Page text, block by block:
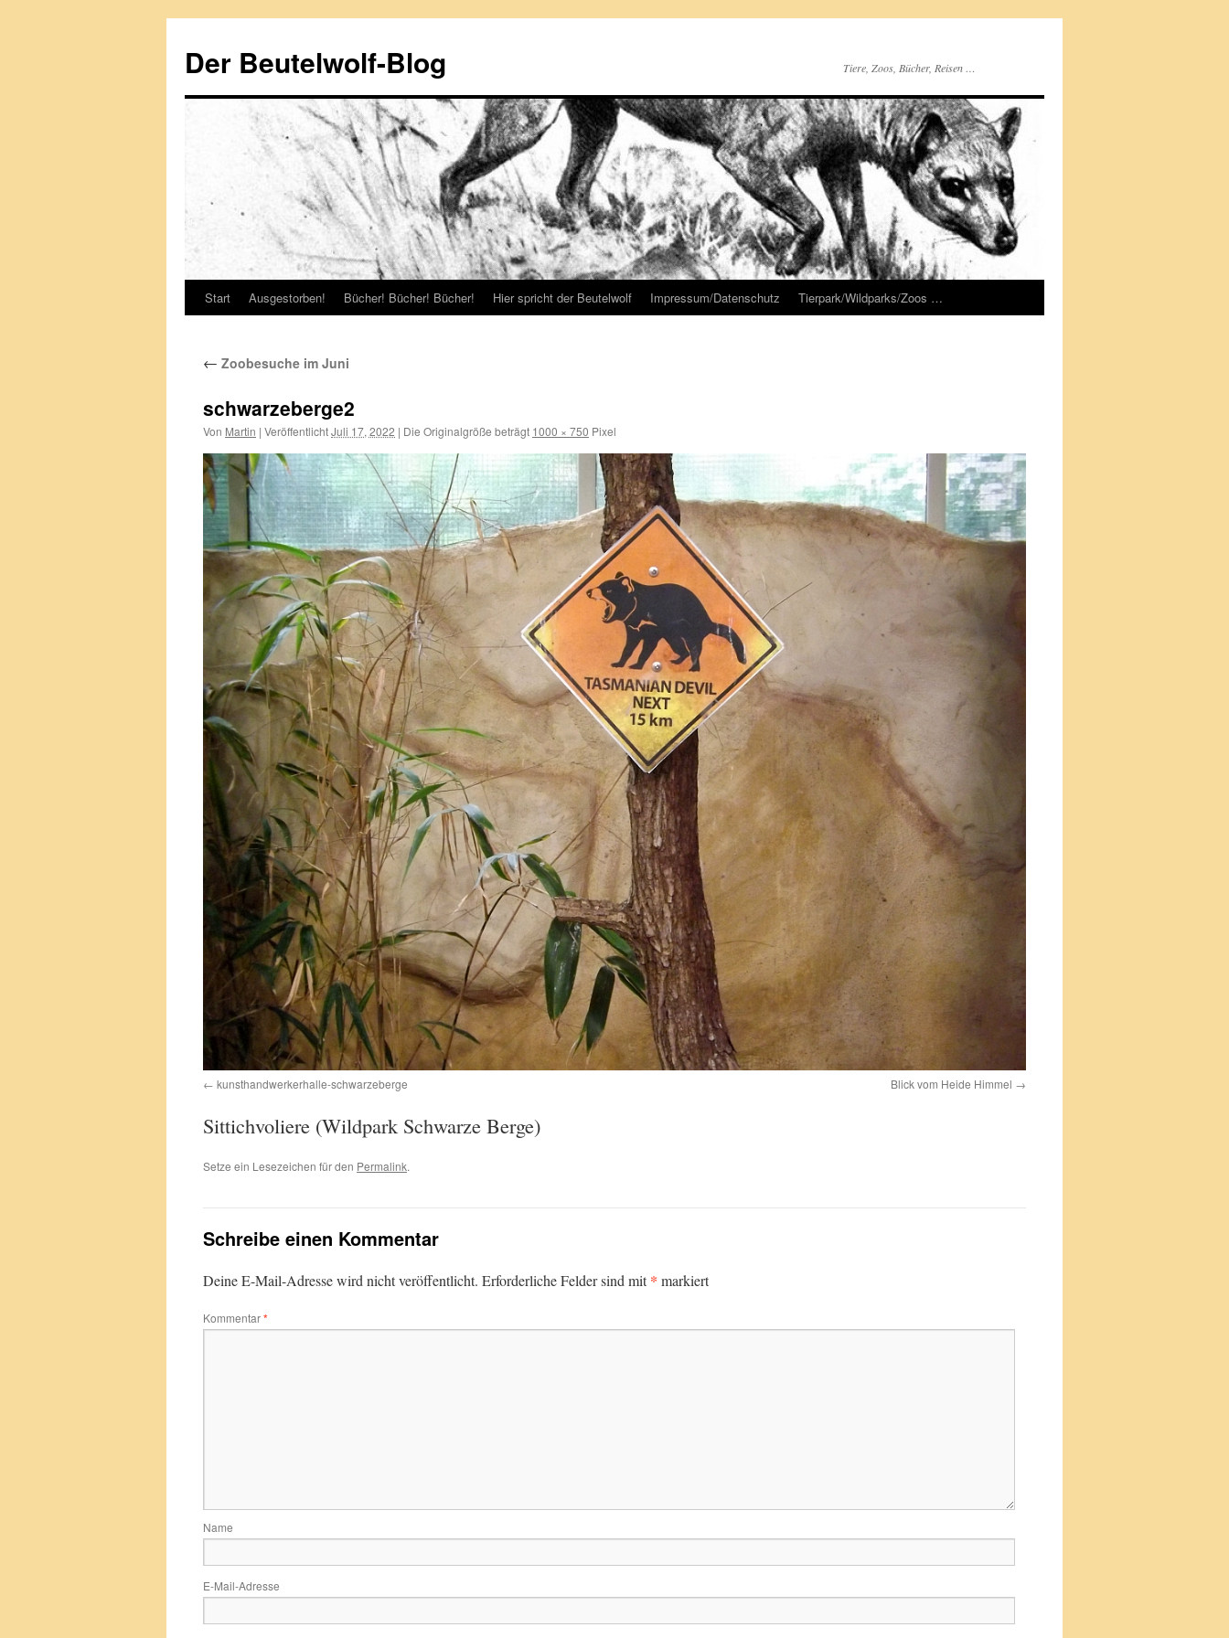
springen
Der Beutelwolf-Blog Tiere, Zoos, Bücher, Reisen …
Start Ausgestorben! Bücher! Bücher! Bücher! Hier spricht der Beutelwolf Impressum/Datenschutz Tierpark/Wildparks/Zoos …
← Zoobesuche im Juni
schwarzeberge2
Von Martin | VeröffentlichtJuli 17, 2022 | Die Originalgröße beträgt 1000 × 750 Pixel
kunsthandwerkerhalle-schwarzeberge Blick vom Heide Himmel
Sittichvoliere (Wildpark Schwarze Berge)
Setze ein Lesezeichen für den Permalink.
Schreibe einen Kommentar
Deine E-Mail-Adresse wird nicht veröffentlicht. Erforderliche Felder sind mit* markiert
Kommentar*
Name
E-Mail-Adresse